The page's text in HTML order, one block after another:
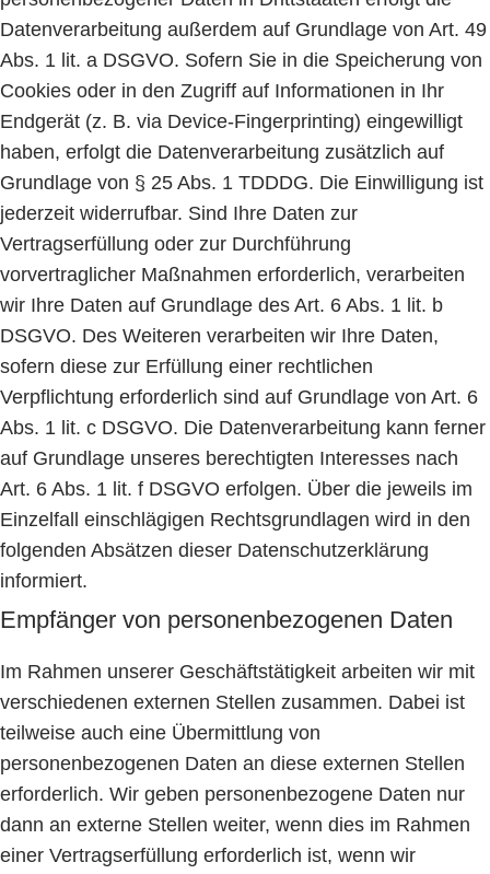
Datenverarbeitung außerdem auf Grundlage von Art. 49
Abs. 1 lit. a DSGVO. Sofern Sie in die Speicherung von
Cookies oder in den Zugriff auf Informationen in Ihr
Endgerät (z. B. via Device-Fingerprinting) eingewilligt
haben, erfolgt die Datenverarbeitung zusätzlich auf
Grundlage von § 25 Abs. 1 TDDDG. Die Einwilligung ist
jederzeit widerrufbar. Sind Ihre Daten zur
Vertragserfüllung oder zur Durchführung
vorvertraglicher Maßnahmen erforderlich, verarbeiten
wir Ihre Daten auf Grundlage des Art. 6 Abs. 1 lit. b
DSGVO. Des Weiteren verarbeiten wir Ihre Daten,
sofern diese zur Erfüllung einer rechtlichen
Verpflichtung erforderlich sind auf Grundlage von Art. 6
Abs. 1 lit. c DSGVO. Die Datenverarbeitung kann ferner
auf Grundlage unseres berechtigten Interesses nach
Art. 6 Abs. 1 lit. f DSGVO erfolgen. Über die jeweils im
Einzelfall einschlägigen Rechtsgrundlagen wird in den
folgenden Absätzen dieser Datenschutzerklärung
informiert.
Empfänger von personenbezogenen Daten
Im Rahmen unserer Geschäftstätigkeit arbeiten wir mit
verschiedenen externen Stellen zusammen. Dabei ist
teilweise auch eine Übermittlung von
personenbezogenen Daten an diese externen Stellen
erforderlich. Wir geben personenbezogene Daten nur
dann an externe Stellen weiter, wenn dies im Rahmen
einer Vertragserfüllung erforderlich ist, wenn wir